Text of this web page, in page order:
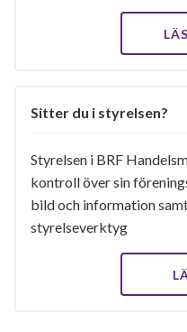
Sitter du i styrelsen?
Styrelsen i BRF
kontroll över sin
bild och information
styrelseverktyg